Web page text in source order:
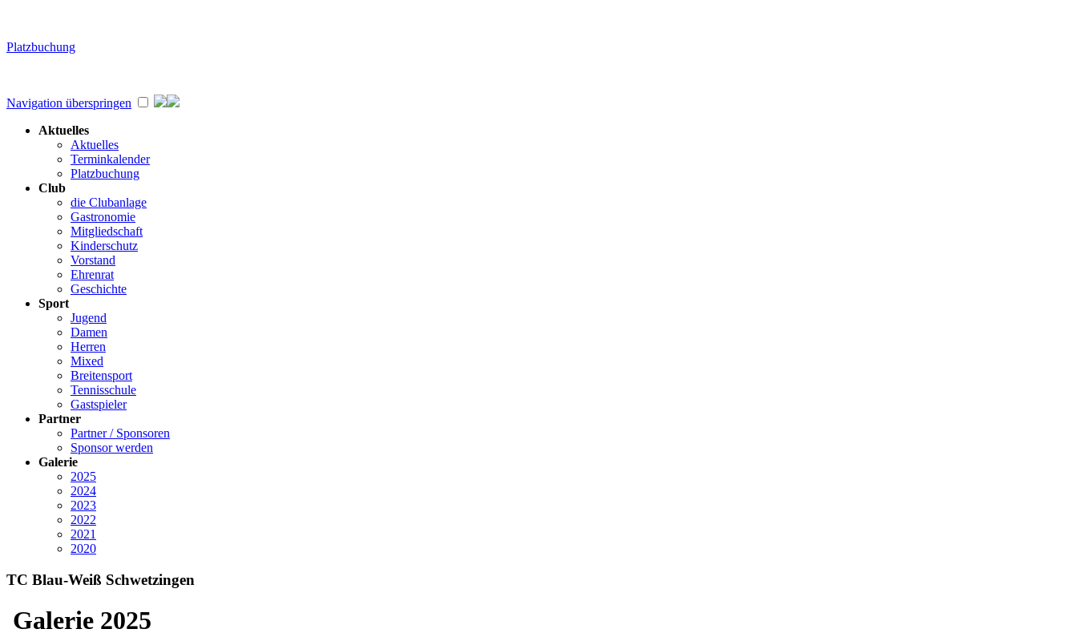
Platzbuchung
Navigation überspringen
Aktuelles
Aktuelles
Terminkalender
Platzbuchung
Club
die Clubanlage
Gastronomie
Mitgliedschaft
Kinderschutz
Vorstand
Ehrenrat
Geschichte
Sport
Jugend
Damen
Herren
Mixed
Breitensport
Tennisschule
Gastspieler
Partner
Partner / Sponsoren
Sponsor werden
Galerie
2025
2024
2023
2022
2021
2020
TC Blau-Weiß Schwetzingen
Galerie 2025